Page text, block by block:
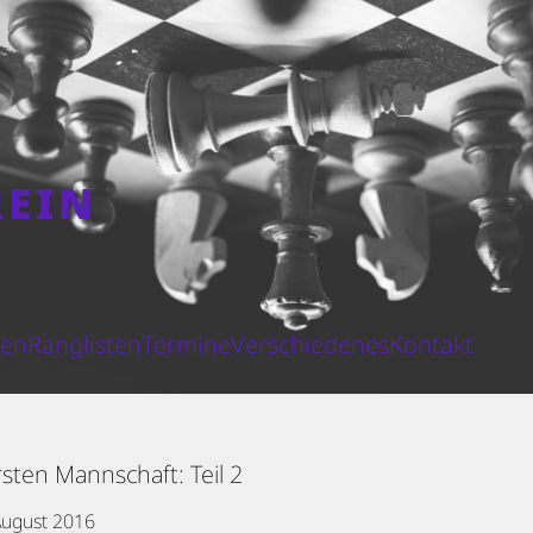
RanglistenTermineVerschiedenesKontakt
Mannschaft: Teil 2
2016